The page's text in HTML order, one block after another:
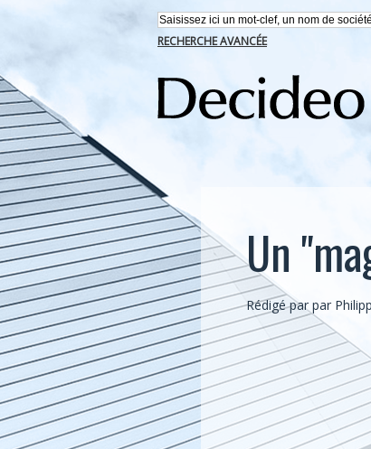
RECHERCHE AVANCÉE
Un
Rédigé par par